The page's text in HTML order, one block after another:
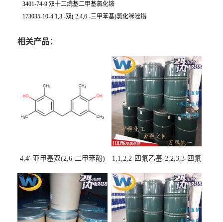
3401-74-9 双十二烷基二甲基氯化铵
173035-10-4 1,3 -双( 2,4,6 -三甲苯基)氯化咪唑鎓
相关产品：
4,4'-亚甲基双(2,6-二甲苯酚)
1,1,2,2-四氟乙基-2,2,3,3-四氟